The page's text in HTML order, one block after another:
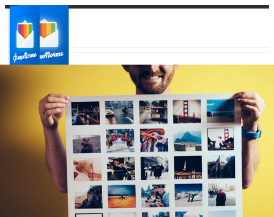
Ваш город:
Ваш регион доставки
Выберите из списка: